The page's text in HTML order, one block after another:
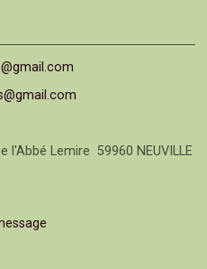
l'Abbé Lemire 59960 NEUVILLE